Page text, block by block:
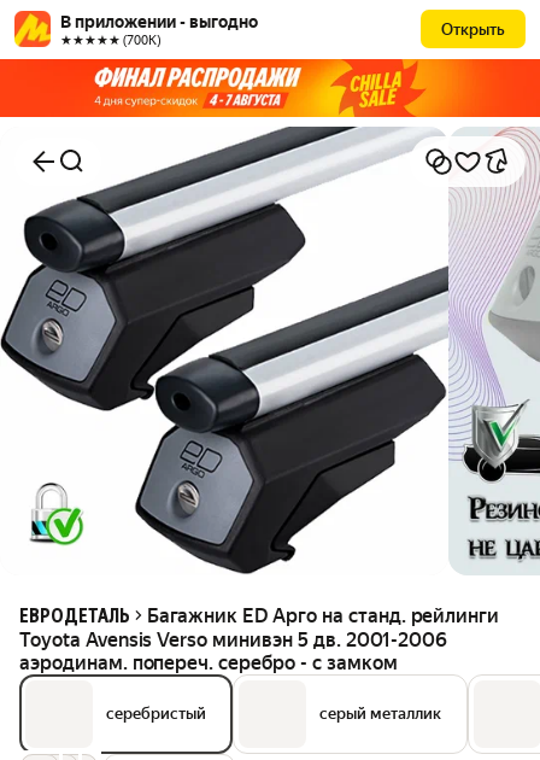
В приложении - выгодно
★★★★★ (700К)
Открыть
ЕВРОДЕТАЛЬ
Багажник ED Арго на станд. рейлинги
Toyota Avensis Verso минивэн 5 дв. 2001-2006
аэродинам. попереч. серебро - с замком
серебристый серый металлик